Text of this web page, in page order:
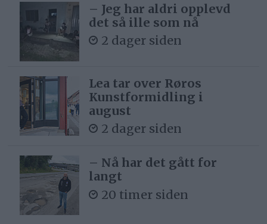
– Jeg har aldri opplevd
det så ille som nå
2 dager siden
Lea tar over Røros
Kunstformidling i
august
2 dager siden
– Nå har det gått for
langt
20 timer siden